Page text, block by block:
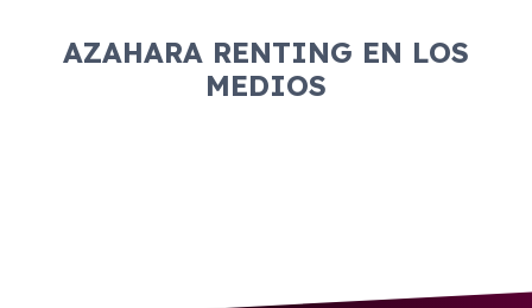
AZAHARA RENTING EN LOS
MEDIOS